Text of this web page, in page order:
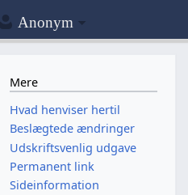
Anonym
Mere
Hvad henviser hertil
Beslægtede ændringer
Udskriftsvenlig udgave
Permanent link
Sideinformation